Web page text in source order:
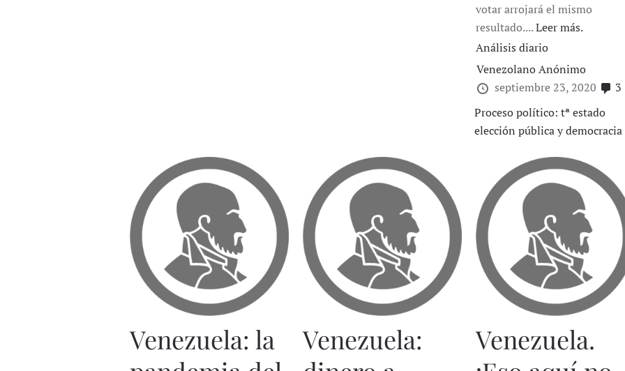
votar arrojará el mismo
resultado....Leer más.
Análisis diario
Venezolano Anónimo
septiembre 23, 2020
3
Proceso político: tª estado
elección pública y democracia
Venezuela: la
Venezuela:
Venezuela.